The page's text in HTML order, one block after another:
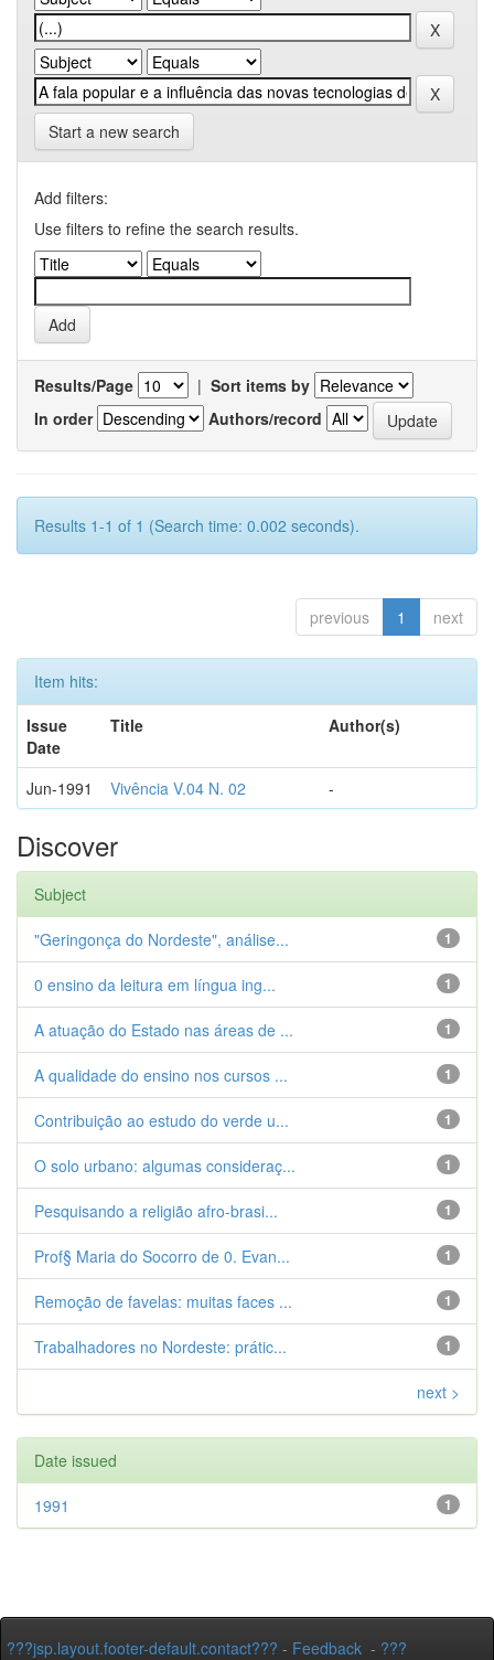
Start a new search
Add filters:
Use filters to refine the search results.
Results/Page | Sort items by
In order
Authors/record
Results 1-1 of 1 (Search time: 0.002 seconds).
previous 1 next
Item hits:
Issue
Date
Title Author(s)
Jun-1991 Vivência V.04 N. 02 -
Discover
Subject
1
"Geringonça do Nordeste", análise...
1
0 ensino da leitura em língua ing...
1
A atuação do Estado nas áreas de ...
1
A qualidade do ensino nos cursos ...
1
Contribuição ao estudo do verde u...
1
O solo urbano: algumas consideraç...
1
Pesquisando a religião afro-brasi...
1
Prof§ Maria do Socorro de 0. Evan...
1
Remoção de favelas: muitas faces ...
1
Trabalhadores no Nordeste: prátic...
next >
Date issued
1
1991
???jsp.layout.footer-default.contact??? - Feedback - ???